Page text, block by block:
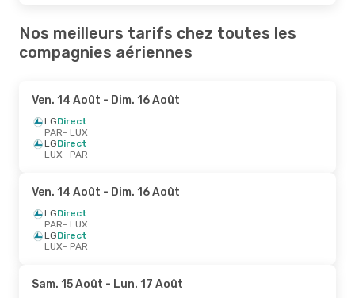
Nos meilleurs tarifs chez toutes les
compagnies aériennes
Ven. 14 Août - Dim. 16 Août
LGDirect
PAR- LUX
LGDirect
LUX- PAR
Ven. 14 Août - Dim. 16 Août
LGDirect
PAR- LUX
LGDirect
LUX- PAR
Sam. 15 Août - Lun. 17 Août